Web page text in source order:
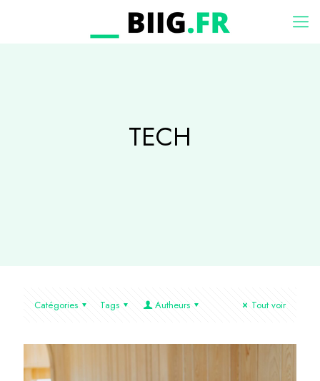
TECH
Catégories Tags Autheurs Tout voir